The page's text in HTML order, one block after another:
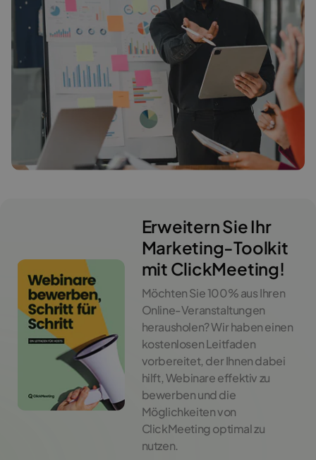
Erweitern Sie Ihr
Marketing-Toolkit
mit ClickMeeting!
Möchten Sie 100% aus Ihren
Online-Veranstaltungen
herausholen? Wir haben einen
kostenlosen Leitfaden
vorbereitet, der Ihnen dabei
hilft, Webinare effektiv zu
bewerben und die
Möglichkeiten von
ClickMeeting optimal zu
nutzen.